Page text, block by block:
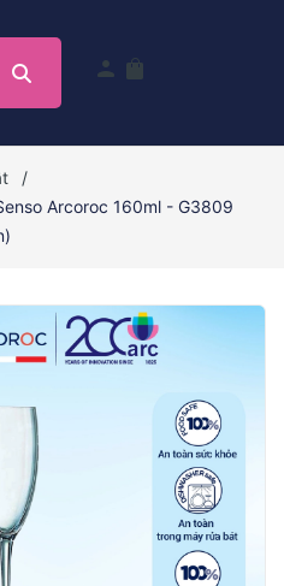
person shopping_bag
/
Arcoroc 160ml - G3809